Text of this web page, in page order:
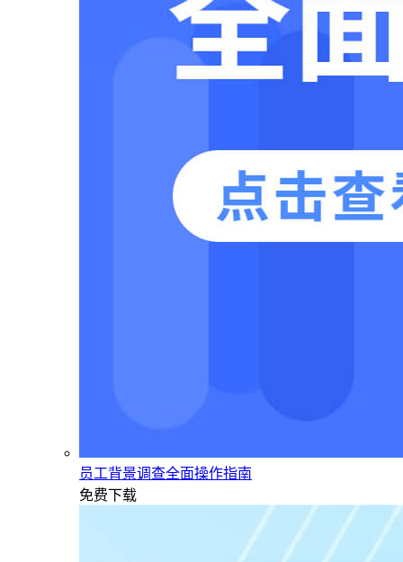
员工背景调查全面操作指南
免费下载